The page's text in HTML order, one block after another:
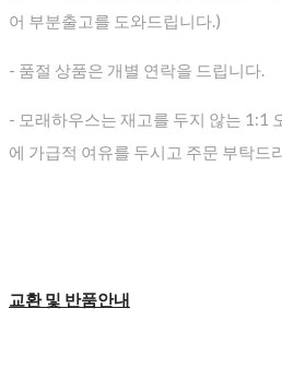
어 부분출고를 도와드립니다.)
- 품절 상품은 개별 연락을 드립니다.
- 모래하우스는 재고를 두지 않는 1:1
에 가급적 여유를 두시고 주문 부탁드
교환 및 반품안내